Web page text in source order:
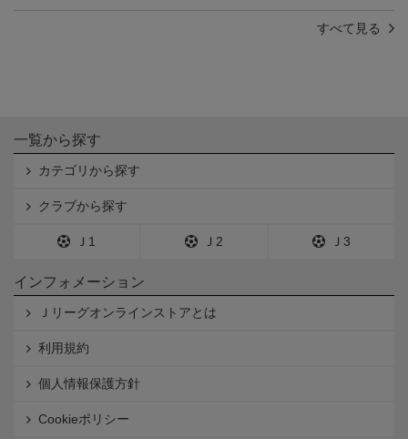
すべて見る
一覧から探す
カテゴリから探す
クラブから探す
Ｊ1 Ｊ2 Ｊ3
インフォメーション
Ｊリーグオンラインストアとは
利用規約
個人情報保護方針
Cookieポリシー